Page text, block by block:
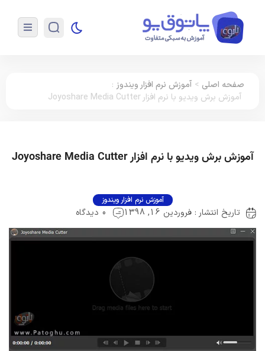
صفحه اصلی > آموزش نرم افزار ویندوز :
آموزش برش ویدیو با نرم افزار Joyoshare Media Cutter
آموزش برش ویدیو با نرم افزار Joyoshare Media Cutter
آموزش نرم افزار ویندوز
تاریخ انتشار : فروردین 16, 1398 0 دیدگاه